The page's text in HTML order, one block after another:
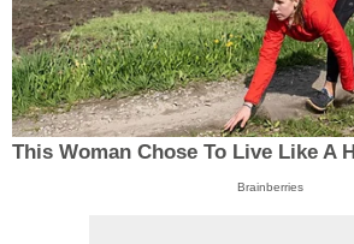
This Woman Chose To Live Like A
Brainberries